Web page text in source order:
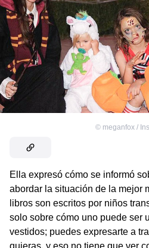
© meganfox /
Ella expresó cómo se informó
abordar la situación de la mejor
libros son escritos por niños
solo sobre cómo uno puede ser
vestidos; puedes expresarte a
quieras, y eso no tiene que ver